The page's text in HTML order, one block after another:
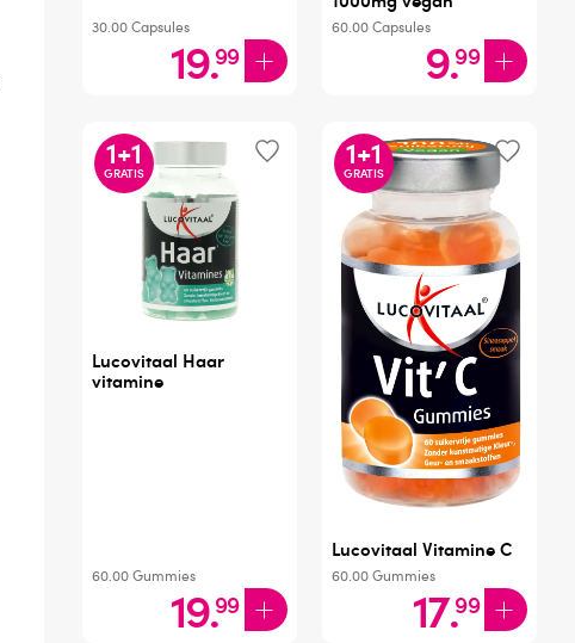
30.00Capsules
19.99
60.00Capsules
9.99
Lucovitaal Haar
vitamine
60.00Gummies
19.99
1+1
GRATIS
Lucovitaal Vitamine C
60.00Gummies
17.99
1+1
GRATIS